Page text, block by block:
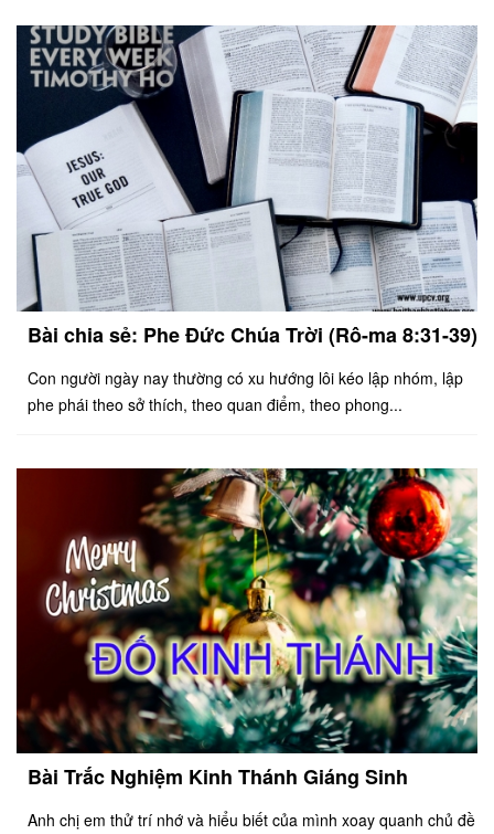
Bài chia sẻ: Phe Đức Chúa Trời (Rô-ma 8:31-39)
Con người ngày nay thường có xu hướng lôi kéo lập nhóm, lập
phe phái theo sở thích, theo quan điểm, theo phong...
Bài Trắc Nghiệm Kinh Thánh Giáng Sinh
Anh chị em thử trí nhớ và hiểu biết của mình xoay quanh chủ đề